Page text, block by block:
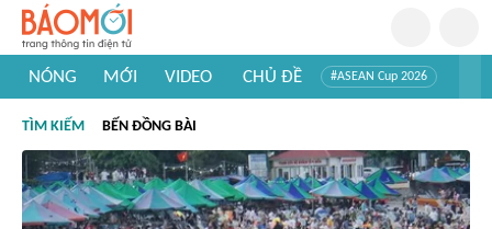
NÓNG MỚI VIDEO CHỦ ĐỀ #ASEAN Cup 2026
#Khám phá thế giới
TÌM KIẾM BẾN ĐỒNG BÀI